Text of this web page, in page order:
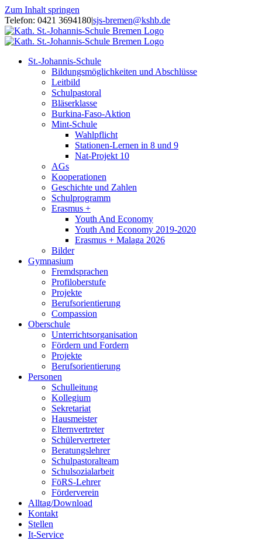
Zum Inhalt springen
Telefon: 0421 3694180|sjs-bremen@kshb.de
St.-Johannis-Schule
Bildungsmöglichkeiten und Abschlüsse
Leitbild
Schulpastoral
Bläserklasse
Burkina-Faso-Aktion
Mint-Schule
Wahlpflicht
Stationen-Lernen in 8 und 9
Nat-Projekt 10
AGs
Kooperationen
Geschichte und Zahlen
Schulprogramm
Erasmus +
Youth And Economy
Youth And Economy 2019-2020
Erasmus + Malaga 2026
Bilder
Gymnasium
Fremdsprachen
Profiloberstufe
Projekte
Berufsorientierung
Compassion
Oberschule
Unterrichtsorganisation
Fördern und Fordern
Projekte
Berufsorientierung
Personen
Schulleitung
Kollegium
Sekretariat
Hausmeister
Elternvertreter
Schülervertreter
Beratungslehrer
Schulpastoralteam
Schulsozialarbeit
FöRS-Lehrer
Förderverein
Alltag/Download
Kontakt
Stellen
It-Service